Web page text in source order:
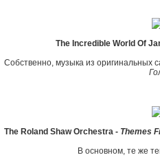
The Incredible World Of
Собственно, музыка из оригинальных
The Roland Shaw Orchestra - Themes
В основном, те же